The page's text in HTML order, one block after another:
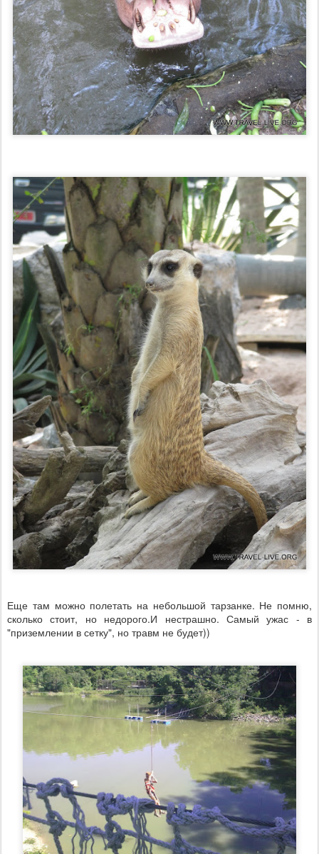
Еще там можно полетать на небольшой тарзанке. Не помню,
сколько стоит, но недорого.И нестрашно. Самый ужас - в
"приземлении в сетку", но травм не будет))